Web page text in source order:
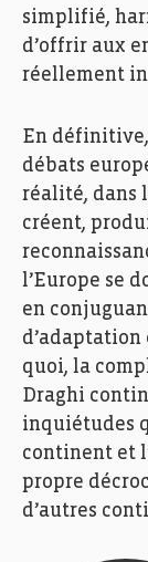
simplifié,
d’offrir aux
réellement
En
débats
réalité, dans
créent,
l’Europe se
en
d’adaptation
quoi, la
Draghi
inquiétudes
continent et
propre
d’autres